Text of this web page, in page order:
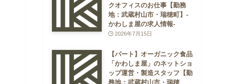
クオフィスのお仕事【勤務
地：武蔵村山市・瑞穂町】-
かわしま屋の求人情報-
2026年7月15日
【パート】オーガニック食品
「かわしま屋」のネットショ
ップ運営・製造スタッフ【勤
務地：武蔵村山市・瑞穂